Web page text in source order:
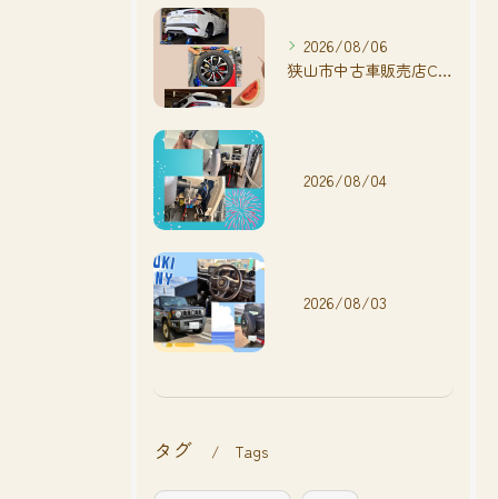
2026/08/06
狭山市中古車販売店CarShop FACT.🚗
2026/08/04
2026/08/03
タグ Tags